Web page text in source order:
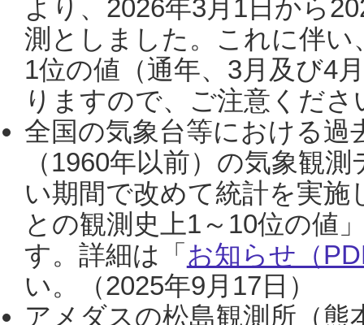
より、2026年3月1日から
測としました。これに伴い
1位の値（通年、3月及び4
りますので、ご注意くだ
全国の気象台等における過
（1960年以前）の気象観
い期間で改めて統計を実
との観測史上1～10位の値
す。詳細は「 お知らせ（
い。（2025年9月17日）
アメダスの松島観測所（熊